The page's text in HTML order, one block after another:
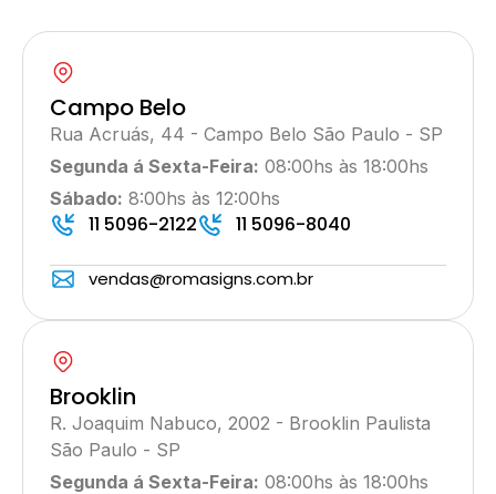
Campo Belo
Rua Acruás, 44 - Campo Belo São Paulo - SP
Segunda á Sexta-Feira: 08:00hs às 18:00hs
Sábado: 8:00hs às 12:00hs
11 5096-2122 11 5096-8040
vendas@romasigns.com.br
Brooklin
R. Joaquim Nabuco, 2002 - Brooklin Paulista
São Paulo - SP
Segunda á Sexta-Feira: 08:00hs às 18:00hs